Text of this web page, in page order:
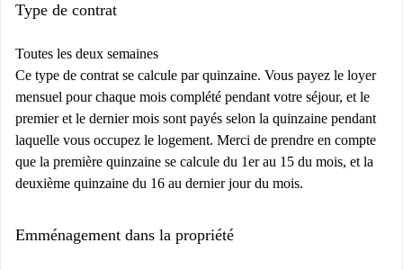
Type de contrat
Toutes les deux semaines
Ce type de contrat se calcule par quinzaine. Vous payez le loyer
mensuel pour chaque mois complété pendant votre séjour, et le
premier et le dernier mois sont payés selon la quinzaine pendant
laquelle vous occupez le logement. Merci de prendre en compte
que la première quinzaine se calcule du 1er au 15 du mois, et la
deuxième quinzaine du 16 au dernier jour du mois.
Emménagement dans la propriété